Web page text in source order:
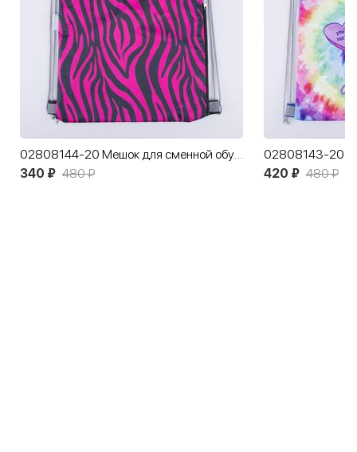
02808144-20 Мешок для сменной обуви с принтом Зебры
340 ₽ 480 ₽ 420 ₽ 480 ₽